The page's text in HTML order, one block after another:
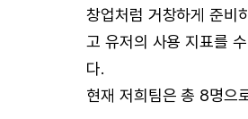
창업처럼 거창하게 준비
고 유저의 사용 지표를
다.
현재 저희팀은 총 8명으